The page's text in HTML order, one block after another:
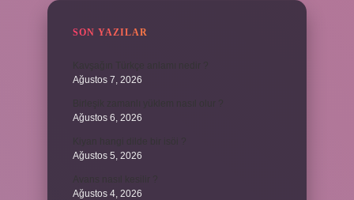
SON YAZILAR
Ağustos 7, 2026
Ağustos 6, 2026
Ağustos 5, 2026
Ağustos 4, 2026